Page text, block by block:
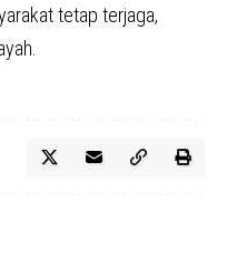
tetap terjaga,